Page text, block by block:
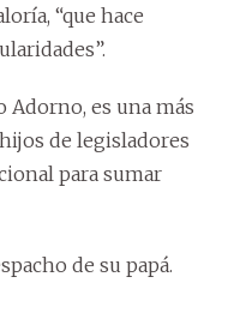
“que hace
Adorno, es una más
de legisladores
para sumar
de su papá.